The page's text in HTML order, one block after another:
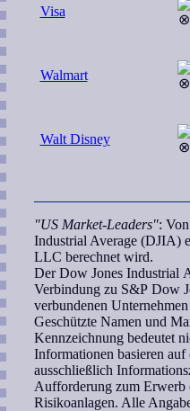
Visa
Walmart
Walt Disney
"US Market-Leaders":
Industrial Average (DJIA)
LLC berechnet wird.
Der Dow Jones Industrial
Verbindung zu S&P Dow
verbundenen
Geschützte Namen und
Kennzeichnung bedeutet
Informationen basieren
ausschließlich
Aufforderung zum Erwerb
Risikoanlagen. Alle